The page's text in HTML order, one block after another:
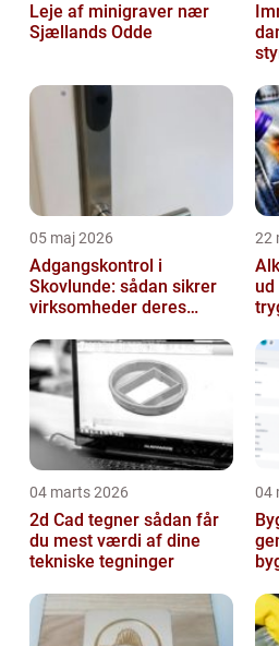
Leje af minigraver nær
Sjællands Odde
05 maj 2026
Adgangskontrol i
Skovlunde: sådan sikrer
virksomheder deres
22
04 marts 2026
2d Cad tegner sådan får
du mest værdi af dine
tekniske tegninger
04